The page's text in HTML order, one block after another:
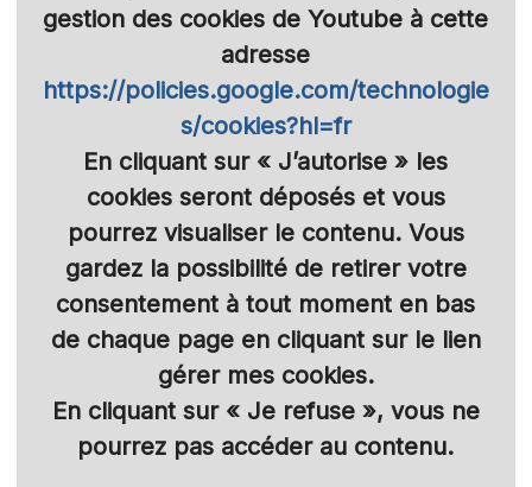
gestion des cookies de Youtube à cette
adresse
https://policies.google.com/technologie
s/cookies?hl=fr
En cliquant sur « J’autorise » les
cookies seront déposés et vous
pourrez visualiser le contenu. Vous
gardez la possibilité de retirer votre
consentement à tout moment en bas
de chaque page en cliquant sur le lien
gérer mes cookies.
En cliquant sur « Je refuse », vous ne
pourrez pas accéder au contenu.